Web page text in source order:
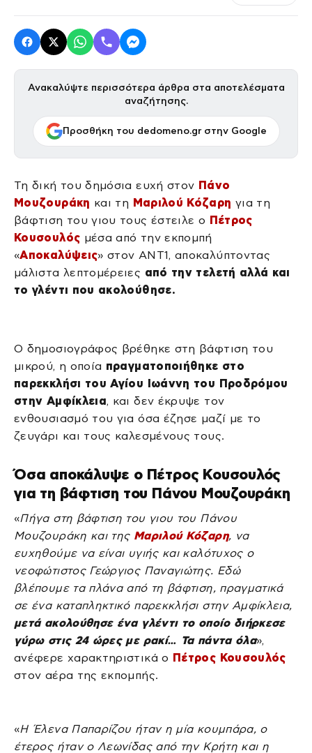
Ανακαλύψτε περισσότερα άρθρα στα αποτελέσματα
αναζήτησης.
Προσθήκη του dedomeno.gr στην Google
Τη δική του δημόσια ευχή στον Πάνο
Μουζουράκη και τη Μαριλού Κόζαρη για τη
βάφτιση του γιου τους έστειλε ο Πέτρος
Κουσουλός μέσα από την εκπομπή
«Αποκαλύψεις» στον ΑΝΤ1, αποκαλύπτοντας
μάλιστα λεπτομέρειες από την τελετή αλλά και
το γλέντι που ακολούθησε.
Ο δημοσιογράφος βρέθηκε στη βάφτιση του
μικρού, η οποία πραγματοποιήθηκε στο
παρεκκλήσι του Αγίου Ιωάννη του Προδρόμου
στην Αμφίκλεια, και δεν έκρυψε τον
ενθουσιασμό του για όσα έζησε μαζί με το
ζευγάρι και τους καλεσμένους τους.
Όσα αποκάλυψε ο Πέτρος Κουσουλός
για τη βάφτιση του Πάνου Μουζουράκη
«Πήγα στη βάφτιση του γιου του Πάνου
Μουζουράκη και της Μαριλού Κόζαρη, να
ευχηθούμε να είναι υγιής και καλότυχος ο
νεοφώτιστος Γεώργιος Παναγιώτης. Εδώ
βλέπουμε τα πλάνα από τη βάφτιση, πραγματικά
σε ένα καταπληκτικό παρεκκλήσι στην Αμφίκλεια,
μετά ακολούθησε ένα γλέντι το οποίο διήρκεσε
γύρω στις 24 ώρες με ρακί… Τα πάντα όλα»,
ανέφερε χαρακτηριστικά ο Πέτρος Κουσουλός
στον αέρα της εκπομπής.
«Η Έλενα Παπαρίζου ήταν η μία κουμπάρα, ο
έτερος ήταν ο Λεωνίδας από την Κρήτη και η